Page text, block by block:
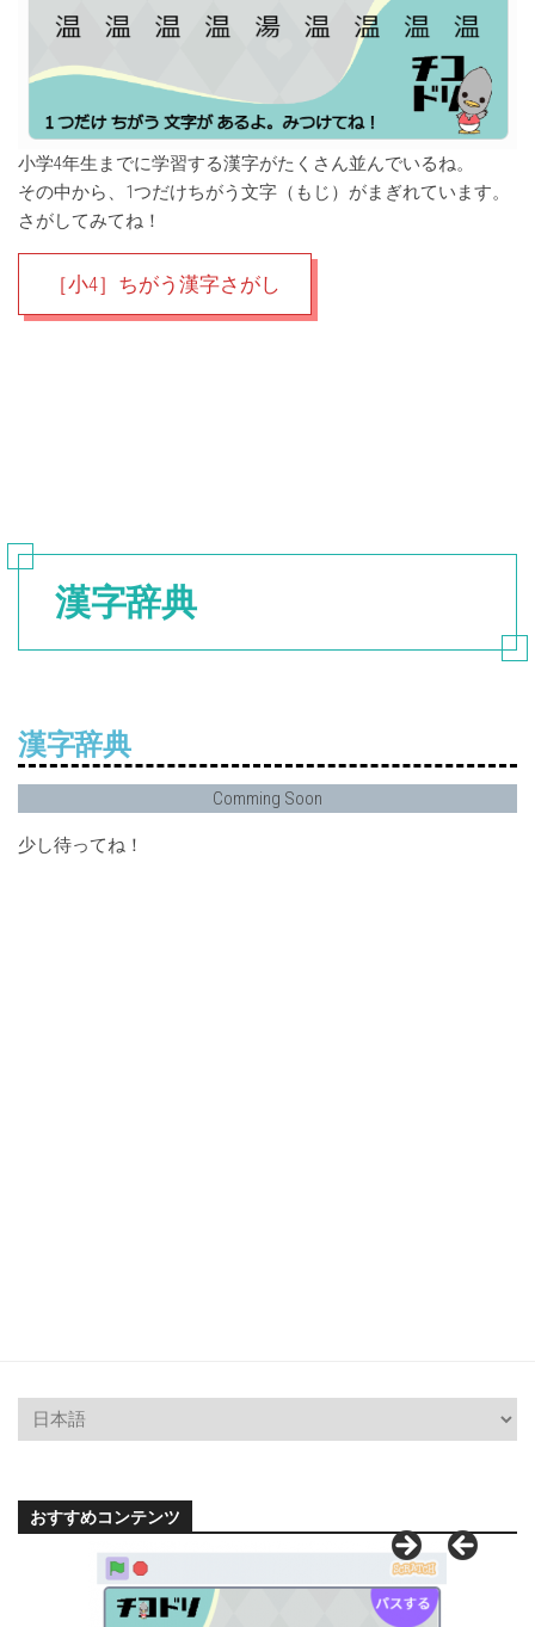
小学4年生までに学習する漢字がたくさん並んでいるね。
その中から、1つだけちがう文字（もじ）がまぎれています。
さがしてみてね！
［小4］ちがう漢字さがし
漢字辞典
漢字辞典
Comming Soon
少し待ってね！
おすすめコンテンツ